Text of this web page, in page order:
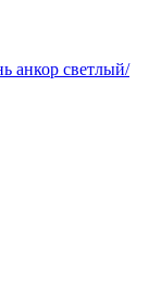
анкор светлый/